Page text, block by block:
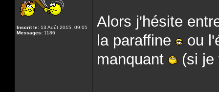
Inscrit le: 13 Août 2015, 09:05
Messages: 1186
Alors j'hésite
la paraffine
ou
manquant
(si je